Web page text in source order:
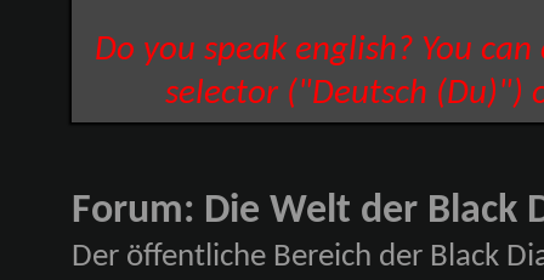
Do you speak english? You
selector ("Deutsch (Du)")
Forum: Die Welt der Black
Der öffentliche Bereich der Black